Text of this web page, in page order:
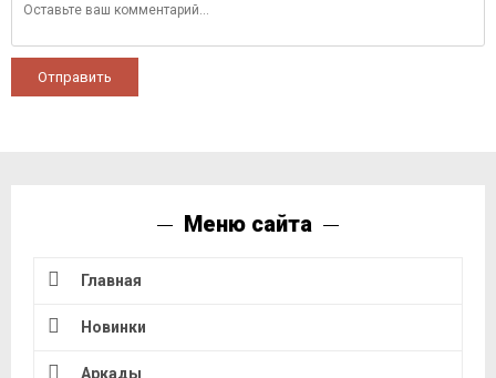
Отправить
Меню сайта
Главная
Новинки
Аркады